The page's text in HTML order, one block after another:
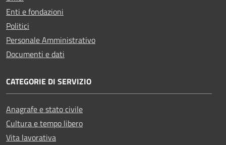
Enti e fondazioni
Politici
Personale Amministrativo
Documenti e dati
CATEGORIE DI SERVIZIO
Anagrafe e stato civile
Cultura e tempo libero
Vita lavorativa